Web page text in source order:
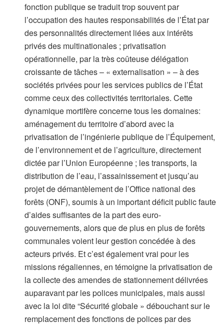
fonction publique se traduit trop souvent par
l’occupation des hautes responsabilités de l’État par
des personnalités directement liées aux intérêts
privés des multinationales ; privatisation
opérationnelle, par la très coûteuse délégation
croissante de tâches – « externalisation » – à des
sociétés privées pour les services publics de l’État
comme ceux des collectivités territoriales. Cette
dynamique mortifère concerne tous les domaines:
aménagement du territoire d’abord avec la
privatisation de l’ingénierie publique de l’Équipement,
de l’environnement et de l’agriculture, directement
dictée par l’Union Européenne ; les transports, la
distribution de l’eau, l’assainissement et jusqu’au
projet de démantèlement de l’Office national des
forêts (ONF), soumis à un important déficit public faute
d’aides suffisantes de la part des euro-
gouvernements, alors que de plus en plus de forêts
communales voient leur gestion concédée à des
acteurs privés. Et c’est également vrai pour les
missions régaliennes, en témoigne la privatisation de
la collecte des amendes de stationnement délivrées
auparavant par les polices municipales, mais aussi
avec la loi dite “Sécurité globale » débouchant sur le
remplacement des fonctions de polices par des